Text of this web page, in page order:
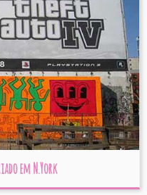
em N.York